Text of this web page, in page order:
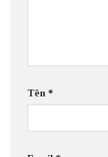
Tên *